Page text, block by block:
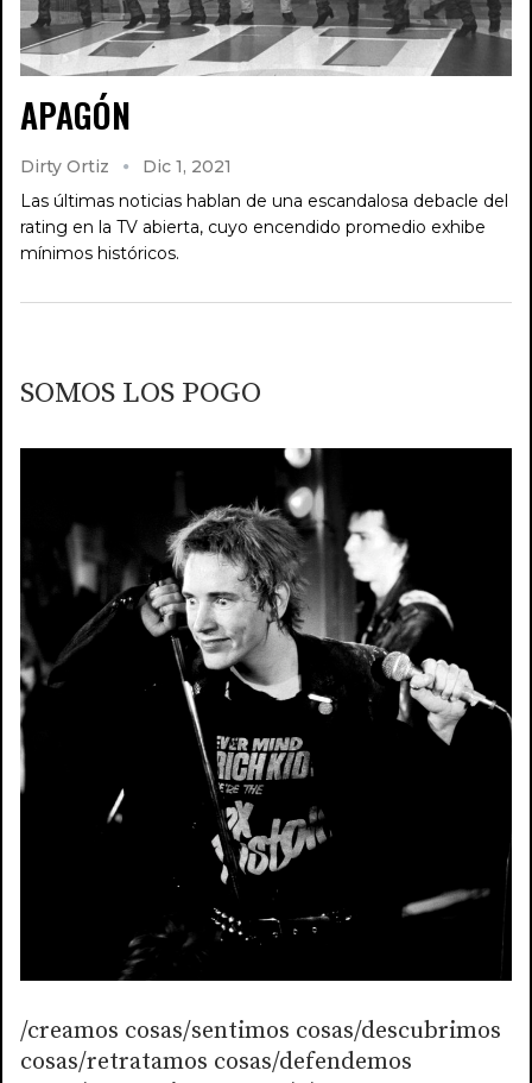
APAGÓN
Dirty Ortiz
Dic 1, 2021
Las últimas noticias hablan de una escandalosa debacle del
rating en la TV abierta, cuyo encendido promedio exhibe
mínimos históricos.
SOMOS LOS POGO
/creamos cosas/sentimos cosas/descubrimos
cosas/retratamos cosas/defendemos